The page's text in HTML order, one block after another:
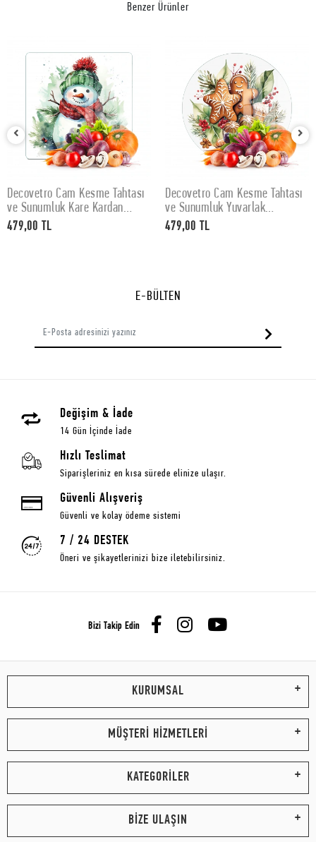
Benzer Ürünler
SEPETE EKLE
Decovetro Cam Kesme Tahtası
ve Sunumluk Kare Kardan
Adam Desenli 30 x 30 cm
479,00 TL
SEPETE EKLE
Decovetro Cam Kesme Tahtası
ve Sunumluk Yuvarlak
Gingerbread Yılbaşı Kurabiye
Desenli 30 x 30 cm
479,00 TL
E-BÜLTEN
Değişim & İade
14 Gün İçinde İade
Hızlı Teslimat
Siparişleriniz en kısa sürede elinize ulaşır.
Güvenli Alışveriş
Güvenli ve kolay ödeme sistemi
7 / 24 DESTEK
Öneri ve şikayetlerinizi bize iletebilirsiniz.
Bizi Takip Edin
KURUMSAL
MÜŞTERİ HİZMETLERİ
KATEGORİLER
BİZE ULAŞIN